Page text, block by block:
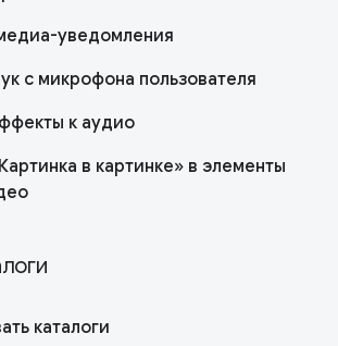
уведомления
с микрофона пользователя
к аудио
в картинке» в элементы
каталоги